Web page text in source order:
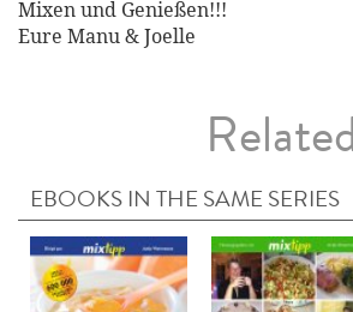
Mixen und Genießen!!!
Eure Manu & Joelle
EBOOKS IN THE SAME SERIES